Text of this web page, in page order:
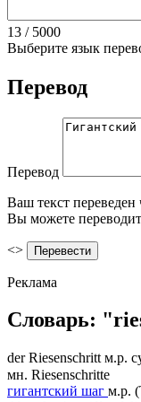
13 / 5000
Выберите язык
Перевод
Перевод
Ваш текст переведен
Вы можете
<>
Реклама
Словарь:
derRiesenschritt м.р.
мн. Riesenschritte
гигантский шаг м.р.